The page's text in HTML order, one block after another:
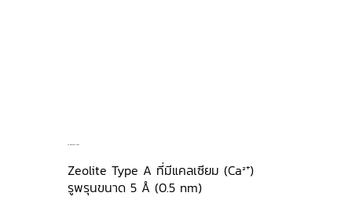
5A Molecular Sieve
Zeolite Type A ที่มีแคลเซียม (Ca²⁺)
รูพรุนขนาด 5 Å (0.5 nm)